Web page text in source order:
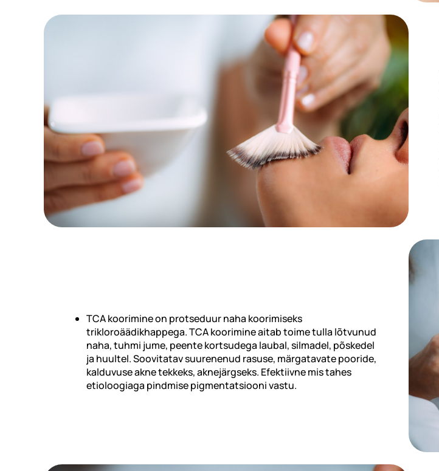
TCA koorimine on protseduur naha koorimiseks
trikloroäädikhappega. TCA koorimine aitab toime tulla lõtvunud
naha, tuhmi jume, peente kortsudega laubal, silmadel, põskedel
ja huultel. Soovitatav suurenenud rasuse, märgatavate pooride,
kalduvuse akne tekkeks, aknejärgseks. Efektiivne mis tahes
etioloogiaga pindmise pigmentatsiooni vastu.